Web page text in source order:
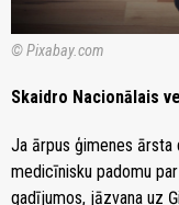
© Pixabay.com
Skaidro Nacionālais
Ja ārpus ģimenes ārsta
medicīnisku padomu
gadījumos, jāzvana uz